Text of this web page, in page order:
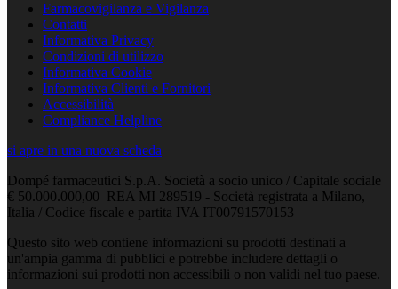
Farmacovigilanza e Vigilanza
Contatti
Informativa Privacy
Condizioni di utilizzo
Informativa Cookie
Informativa Clienti e Fornitori
Accessibilità
Compliance Helpline
si apre in una nuova scheda
Dompé farmaceutici S.p.A. Società a socio unico / Capitale sociale
€ 50.000.000,00 REA MI 289519 - Società registrata a Milano,
Italia / Codice fiscale e partita IVA IT00791570153
Questo sito web contiene informazioni su prodotti destinati a
un'ampia gamma di pubblici e potrebbe includere dettagli o
informazioni sui prodotti non accessibili o non validi nel tuo paese.